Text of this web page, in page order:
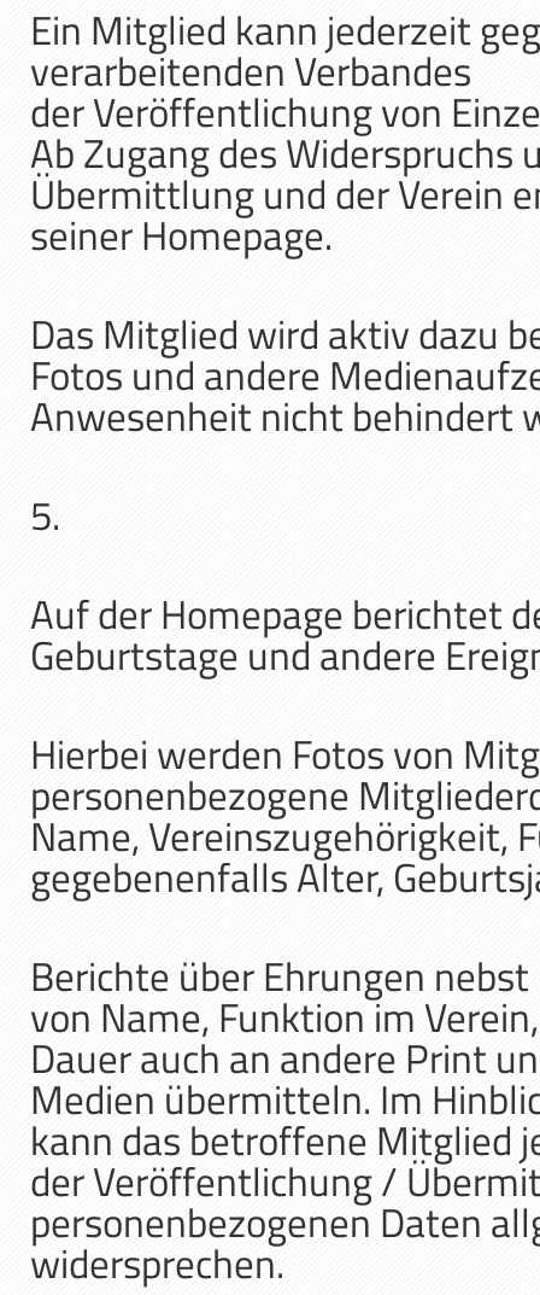
Ein Mitglied kann jederzeit
verarbeitenden Verbandes
der Veröffentlichung von
Ab Zugang des
Übermittlung und der Verein
seiner Homepage.
Das Mitglied wird aktiv dazu
Fotos und andere
Anwesenheit nicht behindert
5.
Auf der Homepage berichtet
Geburtstage und andere
Hierbei werden Fotos von
personenbezogene
Name, Vereinszugehörigkeit,
gegebenenfalls Alter,
Berichte über Ehrungen
von Name, Funktion im
Dauer auch an andere Print
Medien übermitteln. Im
kann das betroffene Mitglied
der Veröffentlichung /
personenbezogenen Daten
widersprechen.